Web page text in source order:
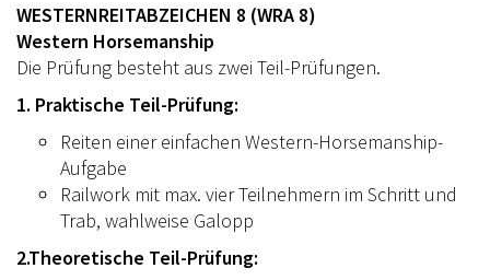
WESTERNREITABZEICHEN 8 (WRA 8)
Western Horsemanship
Die Prüfung besteht aus zwei Teil-Prüfungen.
1. Praktische Teil-Prüfung:
Reiten einer einfachen Western-Horsemanship-
Aufgabe
Railwork mit max. vier Teilnehmern im Schritt und
Trab, wahlweise Galopp
2.Theoretische Teil-Prüfung: